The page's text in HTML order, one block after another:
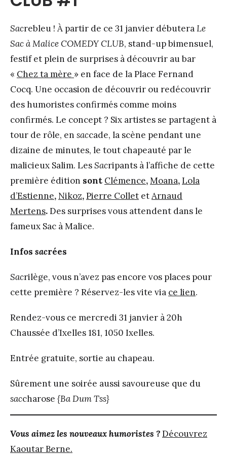
Sacrebleu ! À partir de ce 31 janvier débuteraLe
Sac à Malice COMEDY CLUB, stand-up bimensuel,
festif et plein de surprises à découvrir au bar
« Chez ta mère » en face de la Place Fernand
Cocq. Une occasion de découvrir ou redécouvrir
des humoristes confirmés comme moins
confirmés. Le concept ? Six artistes se partagent à
tour de rôle, en saccade, la scène pendant une
dizaine de minutes, le tout chapeauté par le
malicieux Salim. LesSacripants à l’affiche de cette
première édition sont Clémence,Moana,Lola
d’Estienne, Nikoz,Pierre Collet etArnaud
Mertens.Des surprises vous attendent dans le
fameux Sac à Malice.
Infos sacrées
Sacrilège, vous n’avez pas encore vos places pour
cette première ? Réservez-les vite via ce lien.
Rendez-vous ce mercredi 31 janvier à 20h
Chaussée d’Ixelles 181, 1050 Ixelles.
Entrée gratuite, sortie au chapeau.
Sûrement une soirée aussi savoureuse que du
saccharose {Ba Dum Tss}
Vous aimez les nouveaux humoristes ?Découvrez
Kaoutar Berne.